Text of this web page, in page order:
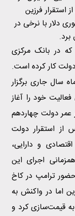
فرزین
دلار با نرخی در
در بانک مرکزی
کار کرده است.
سال جاری برگزار
خود را آغاز
عمر دولت چهاردهم
استقرار دولت
و دارایی،
اجرای این
ترامپ در کاخ
اما در واکنش به
به قیمت‌سازی کرد و